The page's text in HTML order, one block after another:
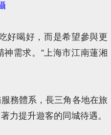
好喝好，而是希望參與更
需求。”上海市江南蓮湘
務體系，長三角各地在旅
力提升遊客的同城待遇。